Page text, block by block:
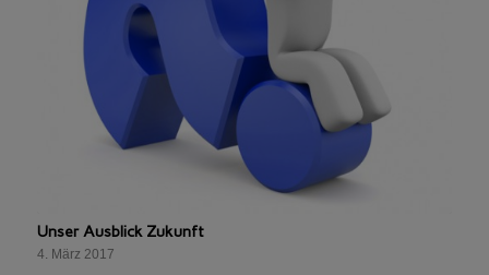
Unser Ausblick Zukunft
4. März 2017